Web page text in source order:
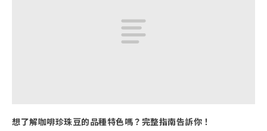
想了解咖啡珍珠豆的品種特色嗎？完整指南告訴你！